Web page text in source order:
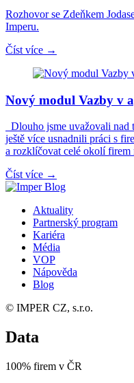
Rozhovor se Zdeňkem
Imperu.
Číst více →
Nový modul Vazby v
Dlouho jsme uvažovali nad
ještě více usnadnili práci s
a rozklíčovat celé okolí
Číst více →
Aktuality
Partnerský program
Kariéra
Média
VOP
Nápověda
Blog
© IMPER CZ, s.r.o.
Data
100% firem v ČR